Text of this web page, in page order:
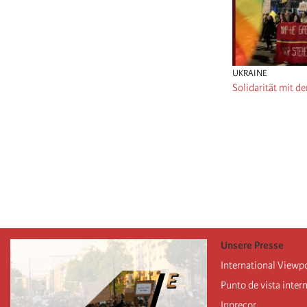
UKRAINE
Solidarität mit
Unsere Presse
International
Punto de vista